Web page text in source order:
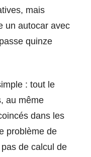
mais
un autocar avec
quinze
: tout le
au même
dans les
problème de
de calcul de